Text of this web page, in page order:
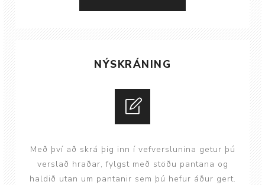
NÝSKRÁNING
Með því að skrá þig inn í vefverslunina getur þú
verslað hraðar, fylgst með stöðu pantana og
haldið utan um pantanir sem þú hefur áður gert.